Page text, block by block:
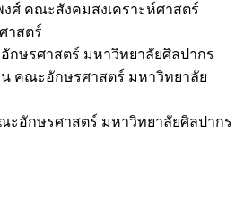
งศ์ คณะสังคมสงเคราะห์ศาสตร์
าสตร์
กษรศาสตร์ มหาวิทยาลัยศิลปากร
คณะอักษรศาสตร์ มหาวิทยาลัย
ะอักษรศาสตร์ มหาวิทยาลัยศิลปากร